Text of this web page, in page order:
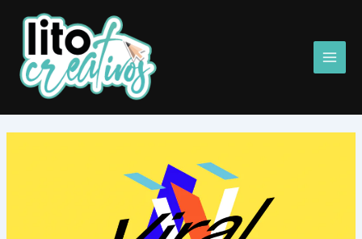
contenido